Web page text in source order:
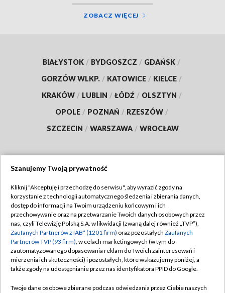
ZOBACZ WIĘCEJ
BIAŁYSTOK / BYDGOSZCZ / GDAŃSK /
GORZÓW WLKP. / KATOWICE / KIELCE /
KRAKÓW / LUBLIN / ŁÓDŹ / OLSZTYN /
OPOLE / POZNAŃ / RZESZÓW /
SZCZECIN / WARSZAWA / WROCŁAW
TVP
Abonament TVP
Emisja w TVP
Centrum informacji TVP
Naziemna Telewizja Cyfrowa
Regulamin TVP
Polityka prywatności
Moje zgody
Pomoc
Szanujemy Twoją prywatność
Kliknij "Akceptuję i przechodzę do serwisu", aby wyrazić zgody na
korzystanie z technologii automatycznego śledzenia i zbierania danych,
dostęp do informacji na Twoim urządzeniu końcowym i ich
przechowywanie oraz na przetwarzanie Twoich danych osobowych przez
nas, czyli Telewizję Polską S.A. w likwidacji (zwaną dalej również „TVP”),
Zaufanych Partnerów z IAB* (1201 firm) oraz pozostałych Zaufanych
Partnerów TVP (93 firm), w celach marketingowych (w tym do
zautomatyzowanego dopasowania reklam do Twoich zainteresowań i
mierzenia ich skuteczności) i pozostałych, które wskazujemy poniżej, a
także zgody na udostępnianie przez nas identyfikatora PPID do Google.
Twoje dane osobowe zbierane podczas odwiedzania przez Ciebie naszych